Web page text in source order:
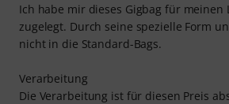
Ich habe mir dieses Gigbag für meinen
zugelegt. Durch seine spezielle Form
nicht in die Standard-Bags.
Verarbeitung
Die Verarbeitung ist für diesen Preis